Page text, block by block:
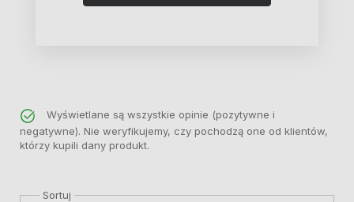
Wyświetlane są wszystkie opinie (pozytywne i
negatywne). Nie weryfikujemy, czy pochodzą one od klientów,
którzy kupili dany produkt.
Sortuj